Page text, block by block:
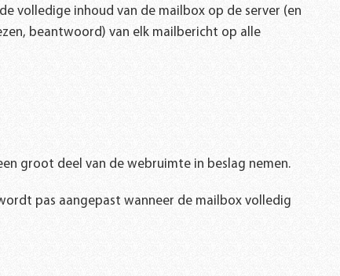
volledige inhoud van de mailbox op de server (en
beantwoord) van elk mailbericht op alle
groot deel van de webruimte in beslag nemen.
pas aangepast wanneer de mailbox volledig